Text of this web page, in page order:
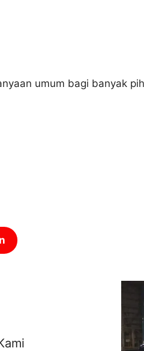
umum bagi banyak